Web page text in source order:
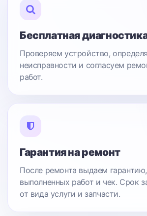
Бесплатная
Проверяем устройство,
неисправности и согласуем
работ.
Гарантия на ремонт
После ремонта выдаем
выполненных работ и чек. Срок
от вида услуги и запчасти.